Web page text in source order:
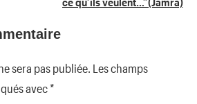
sera pas publiée. Les champs
avec*